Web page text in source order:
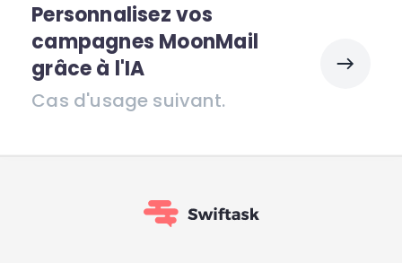
Personnalisez vos
campagnes MoonMail
grâce à l'IA
Cas d'usage suivant.